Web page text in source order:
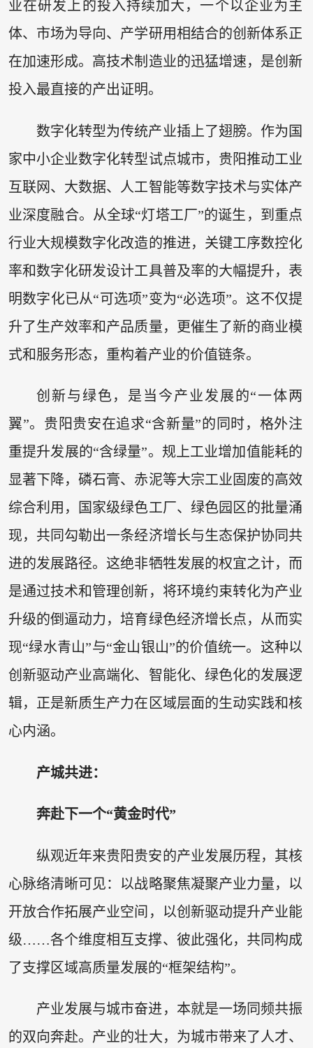
业在研发上的投入持续加大，一个以企业为主
体、市场为导向、产学研用相结合的创新体系正
在加速形成。高技术制造业的迅猛增速，是创新
投入最直接的产出证明。
数字化转型为传统产业插上了翅膀。作为国
家中小企业数字化转型试点城市，贵阳推动工业
互联网、大数据、人工智能等数字技术与实体产
业深度融合。从全球“灯塔工厂”的诞生，到重点
行业大规模数字化改造的推进，关键工序数控化
率和数字化研发设计工具普及率的大幅提升，表
明数字化已从“可选项”变为“必选项”。这不仅提
升了生产效率和产品质量，更催生了新的商业模
式和服务形态，重构着产业的价值链条。
创新与绿色，是当今产业发展的“一体两
翼”。贵阳贵安在追求“含新量”的同时，格外注
重提升发展的“含绿量”。规上工业增加值能耗的
显著下降，磷石膏、赤泥等大宗工业固废的高效
综合利用，国家级绿色工厂、绿色园区的批量涌
现，共同勾勒出一条经济增长与生态保护协同共
进的发展路径。这绝非牺牲发展的权宜之计，而
是通过技术和管理创新，将环境约束转化为产业
升级的倒逼动力，培育绿色经济增长点，从而实
现“绿水青山”与“金山银山”的价值统一。这种以
创新驱动产业高端化、智能化、绿色化的发展逻
辑，正是新质生产力在区域层面的生动实践和核
心内涵。
产城共进：
奔赴下一个“黄金时代”
纵观近年来贵阳贵安的产业发展历程，其核
心脉络清晰可见：以战略聚焦凝聚产业力量，以
开放合作拓展产业空间，以创新驱动提升产业能
级……各个维度相互支撑、彼此强化，共同构成
了支撑区域高质量发展的“框架结构”。
产业发展与城市奋进，本就是一场同频共振
的双向奔赴。产业的壮大，为城市带来了人才、